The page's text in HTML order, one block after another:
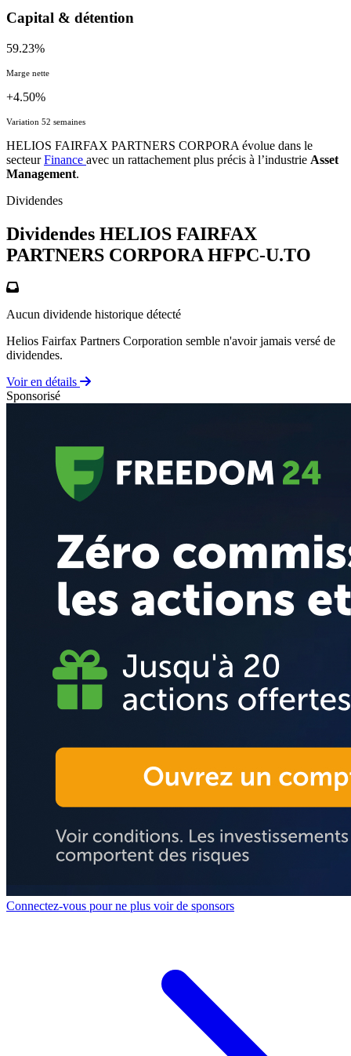
Capital & détention
59.23%
Marge nette
+4.50%
Variation 52 semaines
HELIOS FAIRFAX PARTNERS CORPORA évolue dans le
secteurFinance avec un rattachement plus précis à l’industrie Asset
Management.
Dividendes
Dividendes HELIOS FAIRFAX
PARTNERS CORPORA HFPC-U.TO
Aucun dividende historique détecté
Helios Fairfax Partners Corporation semble n'avoir jamais versé de
dividendes.
Voir en détails
Sponsorisé
Connectez-vous pour ne plus voir de sponsors